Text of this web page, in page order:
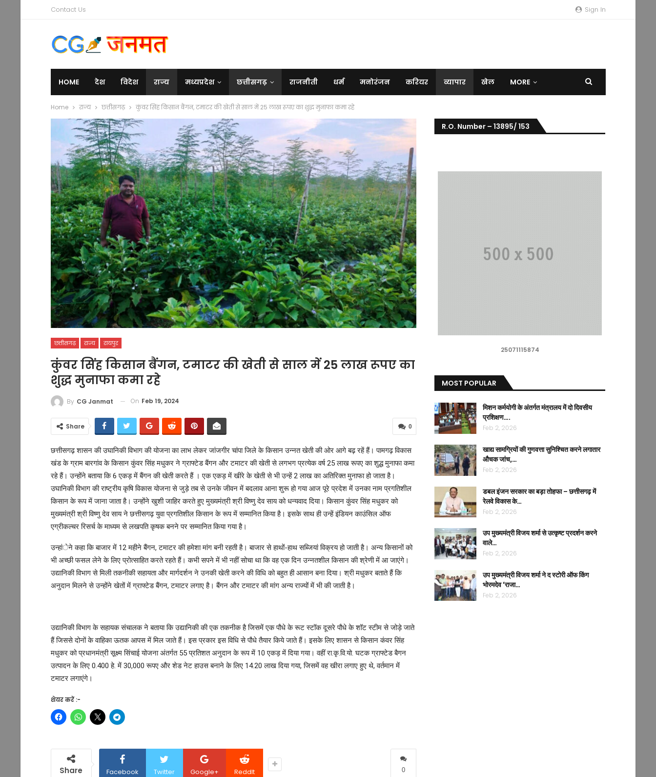
Sign In
Contact Us
HOME देश विदेश राज्य मध्यप्रदेश छत्तीसगढ़ राजनीती धर्म मनोरंजन करियर व्यापार खेल MORE
Home राज्य छत्तीसगढ़ कुंवर सिंह किसान बैंगन, टमाटर की खेती से साल में 25 लाख रूपए का शुद्ध मुनाफा कमा रहे
छत्तीसगढ़ राज्य रायपुर
कुंवर सिंह किसान बैंगन, टमाटर की खेती से साल में 25 लाख रूपए का
शुद्ध मुनाफा कमा रहे
By CG Janmat On Feb 19, 2024
0
Share
छत्तीसगढ़ शासन की उघानिकी विभाग की योजना का लाभ लेकर जांजगीर चांपा जिले के किसान उन्नत खेती की ओर आगे बढ़ रहें हैं। पामगढ़ विकास
खंड के ग्राम बारगांव के किसान कुंवर सिंह मधुकर ने ग्राफ्टेड बैंगन और टमाटर की खेती से लगभग प्रत्येक वर्ष 25 लाख रूपए का शुद्ध मुनाफा कमा
रहे हैं। उन्होंने बताया कि 6 एकड़ में बैंगन की खेती करते हैं । एक एकड़ में खीरे के खेती से भी उन्हें 2 लाख का अतिरिक्त मुनाफा हो जाता है।
उघानिकी विभाग की राष्ट्रीय कृषि विकास योजना से जुड़े तब से उनके जीवन में बदलाव आना शुरू हो गया आज पूरे प्रदेश में उनका नाम प्रगतिशील
किसान के रूप में जाना जाता है। उन्होंने खुशी जाहिर करते हुए मुख्यमंत्री श्री विष्णु देव साय को धन्यवाद दिया। किसान कुंवर सिंह मधुकर को
मुख्यमंत्री श्री विष्णु देव साय ने छत्तीसगढ़ युवा प्रगतिशील किसान के रूप में सम्मानित किया है। इसके साथ ही उन्हें इंडियन काउंसिल ऑफ
एग्रीकल्चर रिसर्च के माध्यम से लखपति कृषक बनने पर सम्मानित किया गया है।
उन्हांेने कहा कि बाजार में 12 महीने बैंगन, टमाटर की हमेशा मांग बनी रहती है। बाजार से हाथों-हाथ सब्जियां विक्रय हो जाती है। अन्य किसानों को
भी अच्छी फसल लेने के लिए प्रोत्साहित करते रहते हैं। कभी सपने में भी नहीं सोचा था कि वह एक दिन उन्नतशील किसान की श्रेणी में आ जाएंगे।
उद्यानिकी विभाग से मिली तकनीकी सहायता और मार्गदर्शन ने उनकी खेती करने की विधि को बहुत ही आसान बना दिया। श्री मधुकर बताते हैं कि
अनुदान मिलने से उन्होंने खेतों में ग्राफ्टेड बैंगन, टमाटर लगाए है। बैंगन और टमाटर की मांग अन्य राज्यों में भी की जाती है।
उद्यानिकी विभाग के सहायक संचालक ने बताया कि उद्यानिकी की एक तकनीक है जिसमें एक पौधे के रूट स्टॉक दूसरे पौधे के शॉट स्टीम से जोड़े जाते
हैं जिससे दोनों के वाहिका ऊतक आपस में मिल जाते हैं। इस प्रकार इस विधि से पौधे तैयार किये जाते हैं। इसके लिए शासन से किसान कंवर सिंह
मधुकर को प्रधानमंत्री सूक्ष्म सिंचाई योजना अंतर्गत 55 प्रतिशत अनुदान के रूप में 10 एकड़ में दिया गया। वहीं रा.कृ.वि.यो. घटक ग्राफ्टेड बैगन
उत्पादन के लिए 0.400 हे. में 30,000 रूपए और शेड नेट हाउस बनाने के लिए 14.20 लाख दिया गया, जिसमें वह खीरा लगाए हुए थे, वर्तमान में
टमाटर लगाएंगे।
शेयर करें :-
0
Share Facebook Twitter Google+ ReddIt
R.O. Number – 13895/ 153
25071115874
MOST POPULAR
मिशन कर्मयोगी के अंतर्गत मंत्रालय में दो दिवसीय
प्रशिक्षण….
Feb 2, 2026
खाद्य सामग्रियों की गुणवत्ता सुनिश्चित करने लगातार
औचक जांच,…
Feb 2, 2026
डबल इंजन सरकार का बड़ा तोहफा – छत्तीसगढ़ में
रेलवे विकास के…
Feb 2, 2026
उप मुख्यमंत्री विजय शर्मा से उत्कृष्ट प्रदर्शन करने
वाले…
Feb 2, 2026
उप मुख्यमंत्री विजय शर्मा ने द स्टोरी ऑफ किंग
भोरमदेव ‘राजा…
Feb 2, 2026